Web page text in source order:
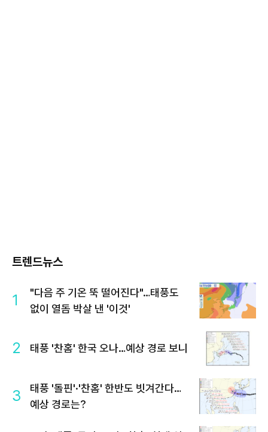
트렌드뉴스
1
"다음 주 기온 뚝 떨어진다"…태풍도
없이 열돔 박살 낸 '이것'
2 태풍 '찬홈' 한국 오나…예상 경로 보니
3
태풍 '돌핀'·'찬홈' 한반도 빗겨간다…
예상 경로는?